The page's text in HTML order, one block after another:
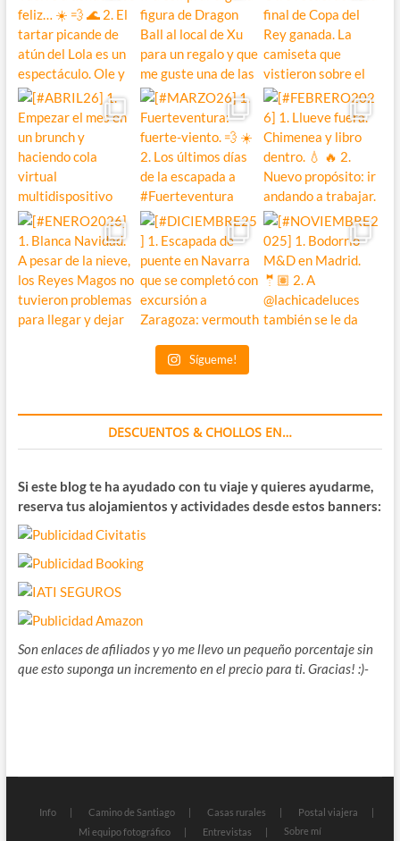
Sígueme!
DESCUENTOS & CHOLLOS EN…
Si este blog te ha ayudado con tu viaje y quieres ayudarme,
reserva tus alojamientos y actividades desde estos banners:
Son enlaces de afiliados y yo me llevo un pequeño porcentaje sin
que esto suponga un incremento en el precio para ti. Gracias! :)-
Info Camino de Santiago Casas rurales
Postal viajera
Mi equipo fotográfico
Entrevistas Sobre mí